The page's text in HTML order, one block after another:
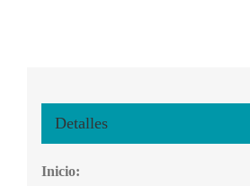
Detalles
Inicio: